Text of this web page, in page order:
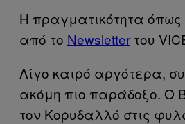
Η πραγματικότητα όπως
από το Newsletter του
Λίγο καιρό αργότερα,
ακόμη πιο παράδοξο. Ο
τον Κορυδαλλό στις